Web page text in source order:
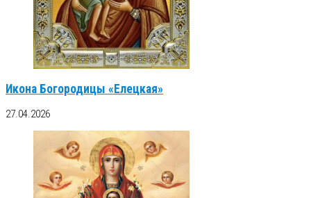
Икона Богородицы «Елецкая»
27.04.2026